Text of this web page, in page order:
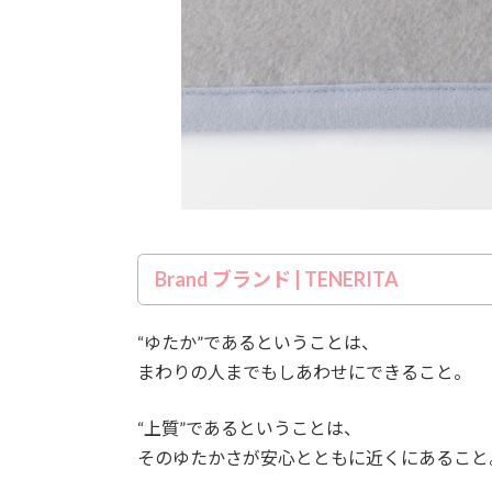
Brand ブランド | TENERITA
“ゆたか”であるということは、
まわりの人までもしあわせにできること。
“上質”であるということは、
そのゆたかさが安心とともに近くにあるこ